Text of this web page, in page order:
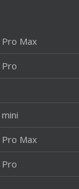
Pro Max
Pro
Pro Max
Pro